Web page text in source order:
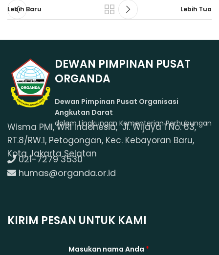
Lebih Baru Lebih Tua
DEWAN PIMPINAN PUSAT
ORGANDA
Dewan Pimpinan Pusat Organisasi
Angkutan Darat
dalam Lingkungan Kementerian Perhubungan
Wisma PMI, WRI Indonesia, Jl. Wijaya 1 No. 63,
RT.8/RW.1, Petogongan, Kec. Kebayoran Baru,
Kota Jakarta Selatan
021-7279 3530
humas@organda.or.id
KIRIM PESAN UNTUK KAMI
Masukan nama Anda *